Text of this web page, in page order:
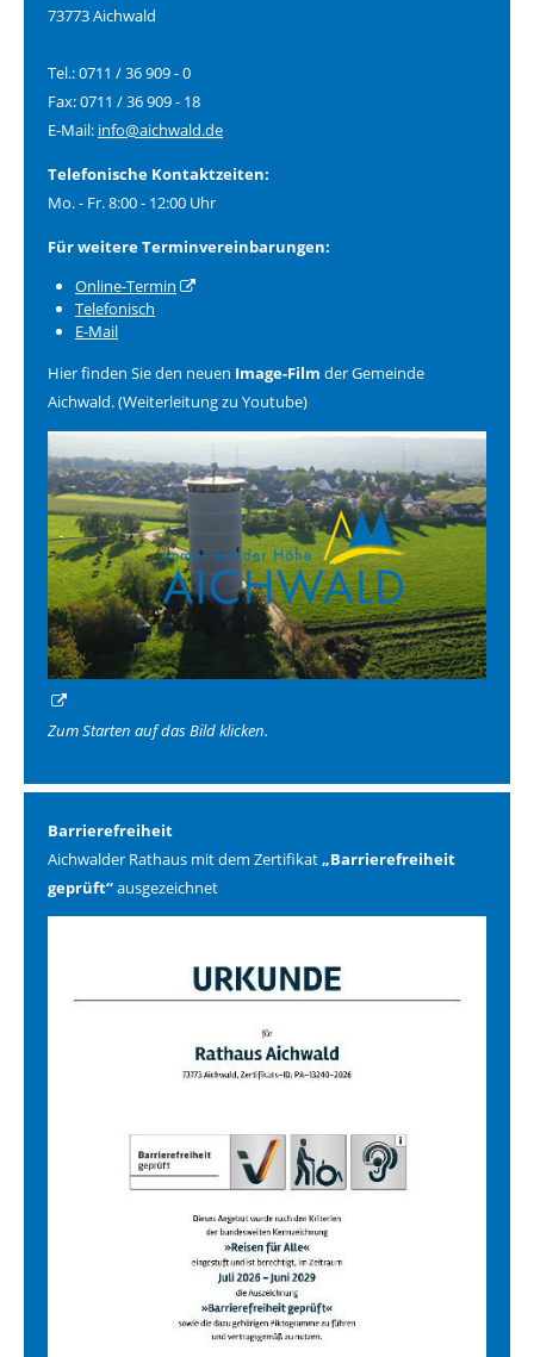
73773 Aichwald
Tel.: 0711 / 36 909 - 0
Fax: 0711 / 36 909 - 18
E-Mail: info@aichwald.de
Telefonische Kontaktzeiten:
Mo. - Fr. 8:00 - 12:00 Uhr
Für weitere Terminvereinbarungen:
Online-Termin
Telefonisch
E-Mail
Hier finden Sie den neuen Image-Film der Gemeinde
Aichwald. (Weiterleitung zu Youtube)
Zum Starten auf das Bild klicken.
Barrierefreiheit
Aichwalder Rathaus mit dem Zertifikat„Barrierefreiheit
geprüft“ausgezeichnet